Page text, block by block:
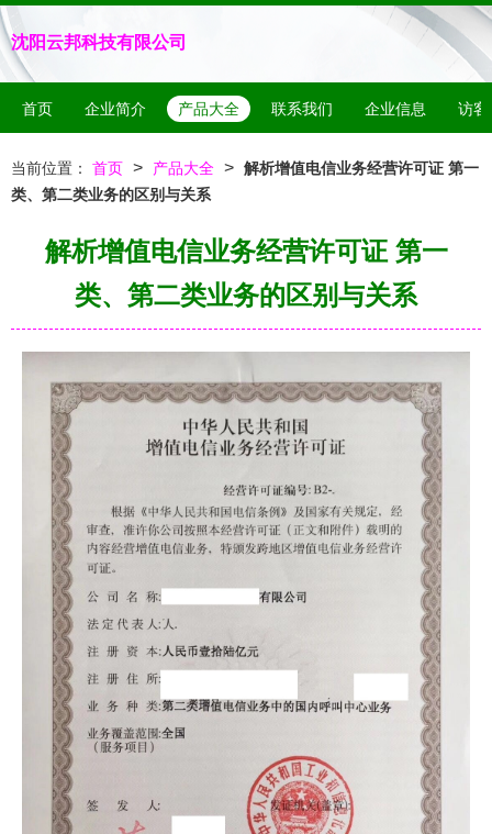
沈阳云邦科技有限公司
首页 企业简介 产品大全 联系我们 企业信息 访客
当前位置： 首页 > 产品大全 > 解析增值电信业务经营许可证 第一
类、第二类业务的区别与关系
解析增值电信业务经营许可证 第一
类、第二类业务的区别与关系